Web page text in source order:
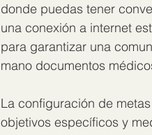
donde puedas tener
una conexión a internet
para garantizar una
mano documentos
La configuración de
objetivos específicos y